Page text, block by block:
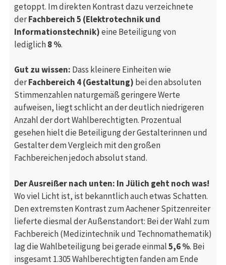
getoppt. Im direkten Kontrast dazu verzeichnete
derFachbereich 5 (Elektrotechnik und
Informationstechnik)eine Beteiligung von
lediglich8 %.
Gut zu wissen: Dass kleinere Einheiten wie
derFachbereich 4 (Gestaltung) bei den absoluten
Stimmenzahlen naturgemäß geringere Werte
aufweisen, liegt schlicht an der deutlich niedrigeren
Anzahl der dort Wahlberechtigten. Prozentual
gesehen hielt die Beteiligung der Gestalterinnen und
Gestalter dem Vergleich mit den großen
Fachbereichen jedoch absolut stand.
Der Ausreißer nach unten: In Jülich geht noch was!
Wo viel Licht ist, ist bekanntlich auch etwas Schatten.
Den extremsten Kontrast zum Aachener Spitzenreiter
lieferte diesmal der Außenstandort: Bei der Wahl zum
Fachbereich (Medizintechnik und Technomathematik)
lag die Wahlbeteiligung bei gerade einmal5,6 %. Bei
insgesamt 1.305 Wahlberechtigten fanden am Ende